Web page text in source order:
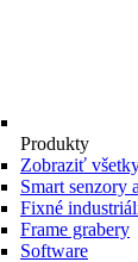
Produkty
Zobraziť
Smart senzory
Fixné
Frame grabery
Software